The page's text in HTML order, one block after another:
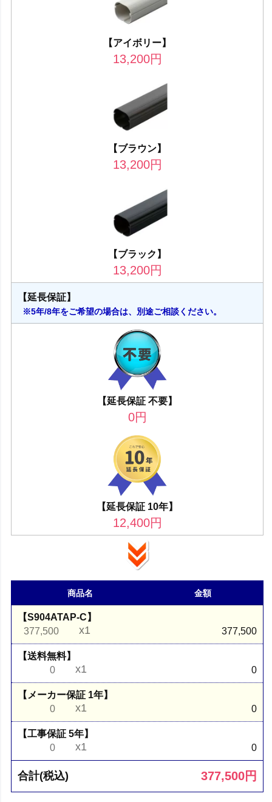
【アイボリー】
13,200円
【ブラウン】
13,200円
【ブラック】
13,200円
【延長保証】
※5年/8年をご希望の場合は、別途ご相談ください。
【延長保証 不要】
0円
【延長保証 10年】
12,400円
商品名 金額
【S904ATAP-C】
377,500
x1 377,500
【送料無料】
0
x1 0
【メーカー保証 1年】
0
x1 0
【工事保証 5年】
0
x1 0
合計(税込) 377,500円